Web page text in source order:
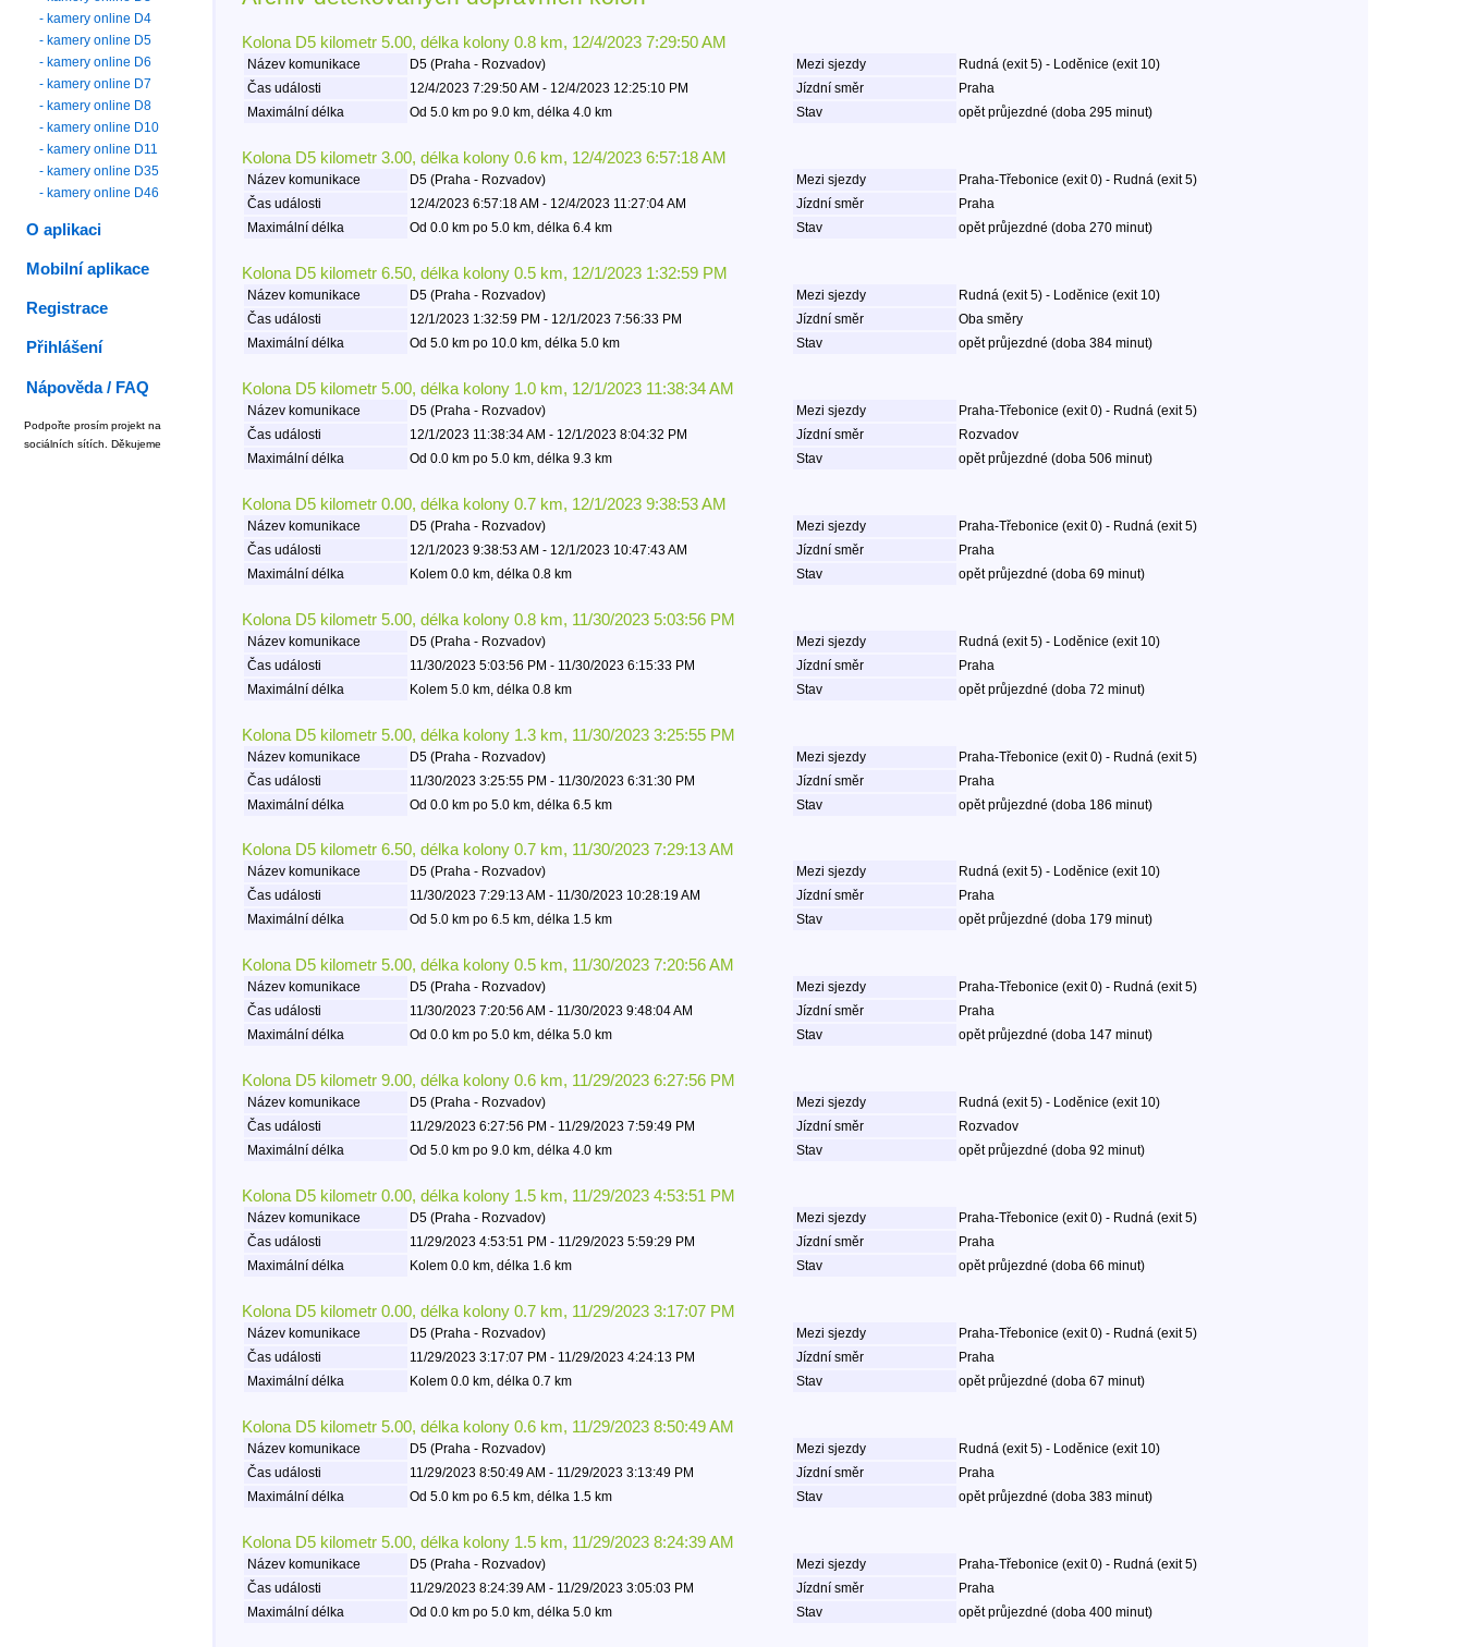
Kolona D5 kilometr 5.00, délka kolony 0.8 km, 12/4/2023 7:29:50 AM
Název komunikace D5 (Praha - Rozvadov) Mezi sjezdy
Rudná (exit 5) - Loděnice (exit 10)
Čas události
12/4/2023 7:29:50 AM - 12/4/2023 12:25:10 PM Jízdní směr
Praha
Maximální délka
Od 5.0 km po 9.0 km, délka 4.0 km Stav opět průjezdné (doba 295 minut)
Kolona D5 kilometr 3.00, délka kolony 0.6 km, 12/4/2023 6:57:18 AM
Název komunikace D5 (Praha - Rozvadov) Mezi sjezdy
Praha-Třebonice (exit 0) - Rudná (exit 5)
Čas události
12/4/2023 6:57:18 AM - 12/4/2023 11:27:04 AM Jízdní směr
Praha
Maximální délka
Od 0.0 km po 5.0 km, délka 6.4 km Stav opět průjezdné (doba 270 minut)
Kolona D5 kilometr 6.50, délka kolony 0.5 km, 12/1/2023 1:32:59 PM
Název komunikace D5 (Praha - Rozvadov) Mezi sjezdy
Rudná (exit 5) - Loděnice (exit 10)
Čas události
12/1/2023 1:32:59 PM - 12/1/2023 7:56:33 PM Jízdní směr
Oba směry
Maximální délka
Od 5.0 km po 10.0 km, délka 5.0 km Stav opět průjezdné (doba 384 minut)
Kolona D5 kilometr 5.00, délka kolony 1.0 km, 12/1/2023 11:38:34 AM
Název komunikace D5 (Praha - Rozvadov) Mezi sjezdy
Praha-Třebonice (exit 0) - Rudná (exit 5)
Čas události
12/1/2023 11:38:34 AM - 12/1/2023 8:04:32 PM Jízdní směr
Rozvadov
Maximální délka
Od 0.0 km po 5.0 km, délka 9.3 km Stav opět průjezdné (doba 506 minut)
Kolona D5 kilometr 0.00, délka kolony 0.7 km, 12/1/2023 9:38:53 AM
Název komunikace D5 (Praha - Rozvadov) Mezi sjezdy
Praha-Třebonice (exit 0) - Rudná (exit 5)
Čas události
12/1/2023 9:38:53 AM - 12/1/2023 10:47:43 AM Jízdní směr
Praha
Maximální délka
Kolem 0.0 km, délka 0.8 km Stav opět průjezdné (doba 69 minut)
Kolona D5 kilometr 5.00, délka kolony 0.8 km, 11/30/2023 5:03:56 PM
Název komunikace D5 (Praha - Rozvadov) Mezi sjezdy
Rudná (exit 5) - Loděnice (exit 10)
Čas události
11/30/2023 5:03:56 PM - 11/30/2023 6:15:33 PM Jízdní směr
Praha
Maximální délka
Kolem 5.0 km, délka 0.8 km Stav opět průjezdné (doba 72 minut)
Kolona D5 kilometr 5.00, délka kolony 1.3 km, 11/30/2023 3:25:55 PM
Název komunikace D5 (Praha - Rozvadov) Mezi sjezdy
Praha-Třebonice (exit 0) - Rudná (exit 5)
Čas události
11/30/2023 3:25:55 PM - 11/30/2023 6:31:30 PM Jízdní směr
Praha
Maximální délka
Od 0.0 km po 5.0 km, délka 6.5 km Stav opět průjezdné (doba 186 minut)
Kolona D5 kilometr 6.50, délka kolony 0.7 km, 11/30/2023 7:29:13 AM
Název komunikace D5 (Praha - Rozvadov) Mezi sjezdy
Rudná (exit 5) - Loděnice (exit 10)
Čas události
11/30/2023 7:29:13 AM - 11/30/2023 10:28:19 AM Jízdní směr
Praha
Maximální délka
Od 5.0 km po 6.5 km, délka 1.5 km Stav opět průjezdné (doba 179 minut)
Kolona D5 kilometr 5.00, délka kolony 0.5 km, 11/30/2023 7:20:56 AM
Název komunikace D5 (Praha - Rozvadov) Mezi sjezdy
Praha-Třebonice (exit 0) - Rudná (exit 5)
Čas události
11/30/2023 7:20:56 AM - 11/30/2023 9:48:04 AM Jízdní směr
Praha
Maximální délka
Od 0.0 km po 5.0 km, délka 5.0 km Stav opět průjezdné (doba 147 minut)
Kolona D5 kilometr 9.00, délka kolony 0.6 km, 11/29/2023 6:27:56 PM
Název komunikace D5 (Praha - Rozvadov) Mezi sjezdy
Rudná (exit 5) - Loděnice (exit 10)
Čas události
11/29/2023 6:27:56 PM - 11/29/2023 7:59:49 PM Jízdní směr
Rozvadov
Maximální délka
Od 5.0 km po 9.0 km, délka 4.0 km Stav opět průjezdné (doba 92 minut)
Kolona D5 kilometr 0.00, délka kolony 1.5 km, 11/29/2023 4:53:51 PM
Název komunikace D5 (Praha - Rozvadov) Mezi sjezdy
Praha-Třebonice (exit 0) - Rudná (exit 5)
Čas události
11/29/2023 4:53:51 PM - 11/29/2023 5:59:29 PM Jízdní směr
Praha
Maximální délka
Kolem 0.0 km, délka 1.6 km Stav opět průjezdné (doba 66 minut)
Kolona D5 kilometr 0.00, délka kolony 0.7 km, 11/29/2023 3:17:07 PM
Název komunikace D5 (Praha - Rozvadov) Mezi sjezdy
Praha-Třebonice (exit 0) - Rudná (exit 5)
Čas události
11/29/2023 3:17:07 PM - 11/29/2023 4:24:13 PM Jízdní směr
Praha
Maximální délka
Kolem 0.0 km, délka 0.7 km Stav opět průjezdné (doba 67 minut)
Kolona D5 kilometr 5.00, délka kolony 0.6 km, 11/29/2023 8:50:49 AM
Název komunikace D5 (Praha - Rozvadov) Mezi sjezdy
Rudná (exit 5) - Loděnice (exit 10)
Čas události
11/29/2023 8:50:49 AM - 11/29/2023 3:13:49 PM Jízdní směr
Praha
Maximální délka
Od 5.0 km po 6.5 km, délka 1.5 km Stav opět průjezdné (doba 383 minut)
Kolona D5 kilometr 5.00, délka kolony 1.5 km, 11/29/2023 8:24:39 AM
Název komunikace D5 (Praha - Rozvadov) Mezi sjezdy
Praha-Třebonice (exit 0) - Rudná (exit 5)
Čas události
11/29/2023 8:24:39 AM - 11/29/2023 3:05:03 PM Jízdní směr
Praha
Maximální délka
Od 0.0 km po 5.0 km, délka 5.0 km Stav opět průjezdné (doba 400 minut)
- kamery online D4
- kamery online D5
- kamery online D6
- kamery online D7
- kamery online D8
- kamery online D10
- kamery online D11
- kamery online D35
- kamery online D46
O aplikaci
Mobilní aplikace
Registrace
Přihlášení
Nápověda / FAQ
Podpořte prosím projekt na
sociálních sítích. Děkujeme